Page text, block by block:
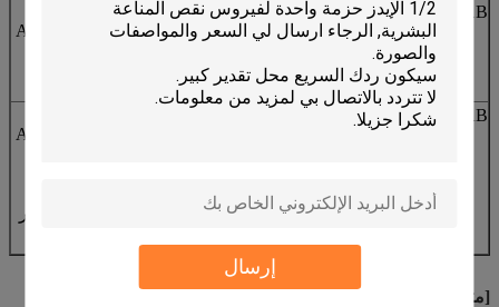
إرسال
DW-80005-1B الكاشف: 3 مل
النوع:
معطل
10 مل
(φ16x96mm)
خيط نايلون +
شريط فرشاة ABS
DW-80005-AB الكاشف: 3 مل
+ 1 ممسحة بمقدار
[متطلبات عينة المسح المتوسط]